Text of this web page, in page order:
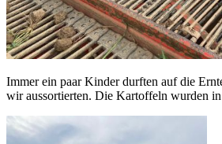
Immer ein paar Kinder durften auf die
wir aussortierten. Die Kartoffeln wurden